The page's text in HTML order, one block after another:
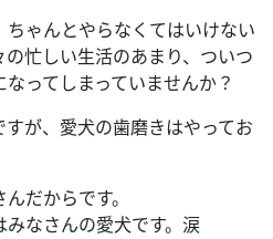
ゃんとやらなくてはいけない
忙しい生活のあまり、ついつ
ってしまっていませんか？
が、愛犬の歯磨きはやってお
だからです。
なさんの愛犬です。涙